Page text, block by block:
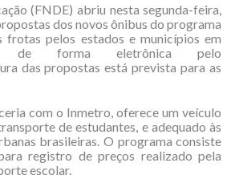
(FNDE) abriu nesta segunda-feira,
dos novos ônibus do programa
frotas pelos estados e municípios em
de forma eletrônica pelo
das propostas está prevista para as
com o Inmetro, oferece um veículo
de estudantes, e adequado às
brasileiras. O programa consiste
registro de preços realizado pela
escolar.